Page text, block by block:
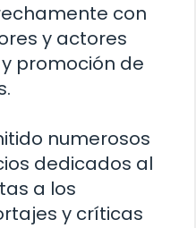
con
y actores
promoción de
numerosos
dedicados al
a los
y críticas